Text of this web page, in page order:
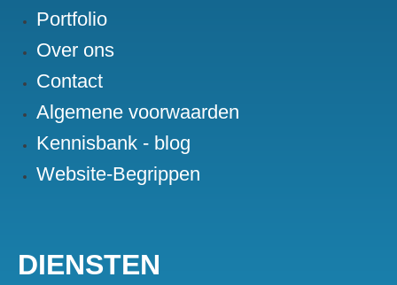
Portfolio
Over ons
Contact
Algemene voorwaarden
Kennisbank - blog
Website-Begrippen
DIENSTEN